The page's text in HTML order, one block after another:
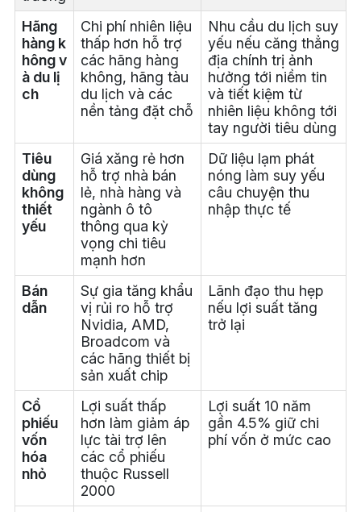
Hãng
hàng k
hông v
à du lị
ch
Chi phí nhiên liệu
thấp hơn hỗ trợ
các hãng hàng
không, hãng tàu
du lịch và các
nền tảng đặt chỗ
Nhu cầu du lịch suy
yếu nếu căng thẳng
địa chính trị ảnh
hưởng tới niềm tin
và tiết kiệm từ
nhiên liệu không tới
tay người tiêu dùng
Tiêu
dùng
không
thiết
yếu
Giá xăng rẻ hơn
hỗ trợ nhà bán
lẻ, nhà hàng và
ngành ô tô
thông qua kỳ
vọng chi tiêu
mạnh hơn
Dữ liệu lạm phát
nóng làm suy yếu
câu chuyện thu
nhập thực tế
Bán
dẫn
Sự gia tăng khẩu
vị rủi ro hỗ trợ
Nvidia, AMD,
Broadcom và
các hãng thiết bị
sản xuất chip
Lãnh đạo thu hẹp
nếu lợi suất tăng
trở lại
Cổ
phiếu
vốn
hóa
nhỏ
Lợi suất thấp
hơn làm giảm áp
lực tài trợ lên
các cổ phiếu
thuộc Russell
2000
Lợi suất 10 năm
gần 4.5% giữ chi
phí vốn ở mức cao